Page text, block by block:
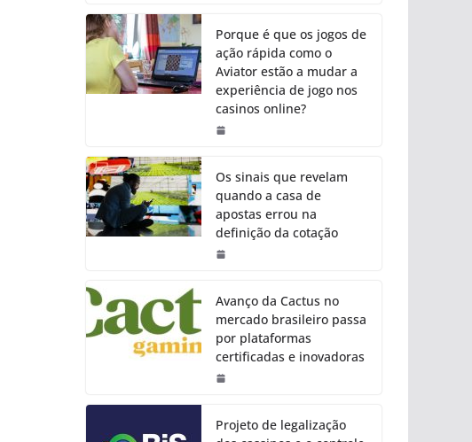
Porque é que os jogos de
ação rápida como o
Aviator estão a mudar a
experiência de jogo nos
casinos online?
Os sinais que revelam
quando a casa de
apostas errou na
definição da cotação
Avanço da Cactus no
mercado brasileiro passa
por plataformas
certificadas e inovadoras
Projeto de legalização